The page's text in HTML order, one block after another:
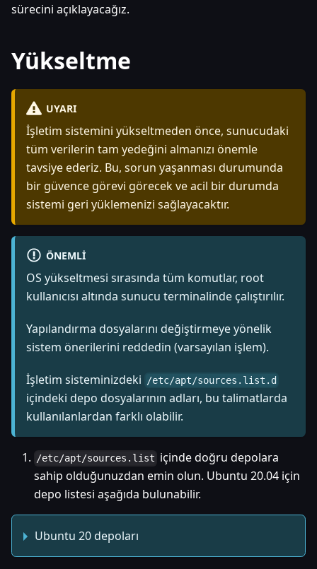
sürecini açıklayacağız.
Yükseltme
UYARI
İşletim sistemini yükseltmeden önce, sunucudaki
tüm verilerin tam yedeğini almanızı önemle
tavsiye ederiz. Bu, sorun yaşanması durumunda
bir güvence görevi görecek ve acil bir durumda
sistemi geri yüklemenizi sağlayacaktır.
ÖNEMLI
OS yükseltmesi sırasında tüm komutlar, root
kullanıcısı altında sunucu terminalinde çalıştırılır.
Yapılandırma dosyalarını değiştirmeye yönelik
sistem önerilerini reddedin (varsayılan işlem).
İşletim sisteminizdeki /etc/apt/sources.list.d
içindeki depo dosyalarının adları, bu talimatlarda
kullanılanlardan farklı olabilir.
/etc/apt/sources.list içinde doğru depolara
sahip olduğunuzdan emin olun. Ubuntu 20.04 için
depo listesi aşağıda bulunabilir.
Ubuntu 20 depoları